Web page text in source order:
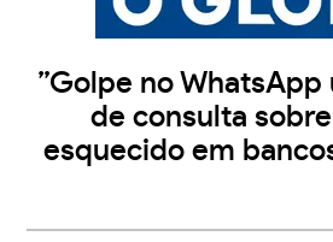
”Golpe no WhatsApp
de consulta
esquecido em